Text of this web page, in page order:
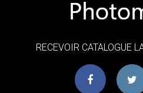
RECEVOIR CATALOGUE